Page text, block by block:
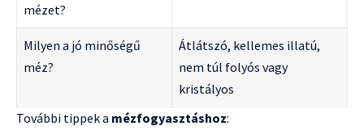
mézet?
Milyen a jó minőségű
méz?
Átlátszó, kellemes illatú,
nem túl folyós vagy
kristályos
További tippek a mézfogyasztáshoz: